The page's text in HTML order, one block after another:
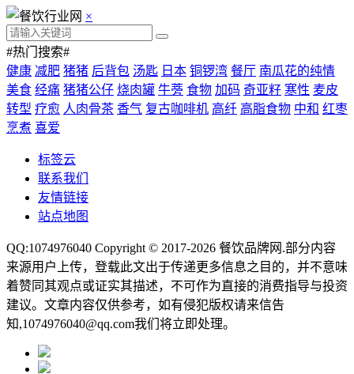
×
#热门搜索#
健康 减肥 猪猪 后背包 汤匙 日本 铜锣湾 餐厅 南瓜花的纯情
美食 经痛 猪猪公仔 烧肉罐 牛蒡 食物 加码 奇亚籽 寒性 麦皮
转型 疗愈 人肉骨茶 香气 复古咖啡机 高纤 高脂食物 中和 红枣
烹煮 喜爱
标签云
联系我们
友情链接
站点地图
QQ:1074976040 Copyright © 2017-2026 餐饮品牌网 .部分内容
来源用户上传，登载此文出于传递更多信息之目的，并不意味
着赞同其观点或证实其描述，不可作为直接的消费指导与投资
建议。文章内容仅供参考，如有侵犯版权请来信告
知,1074976040@qq.com我们将立即处理。